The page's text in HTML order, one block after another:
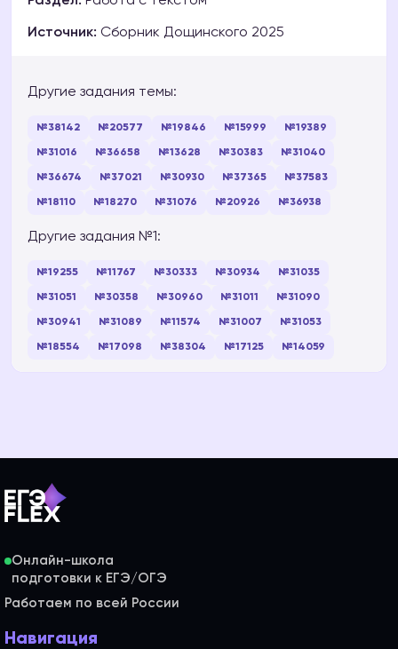
Источник: Сборник Дощинского 2025
Другие задания темы:
№38142 №20577 №19846 №15999 №19389
№31016 №36658 №13628 №30383 №31040
№36674 №37021 №30930 №37365 №37583
№18110 №18270 №31076 №20926 №36938
Другие задания №1:
№19255 №11767 №30333 №30934 №31035
№31051 №30358 №30960 №31011 №31090
№30941 №31089 №11574 №31007 №31053
№18554 №17098 №38304 №17125 №14059
Онлайн-школа
Работаем по всей России
Навигация